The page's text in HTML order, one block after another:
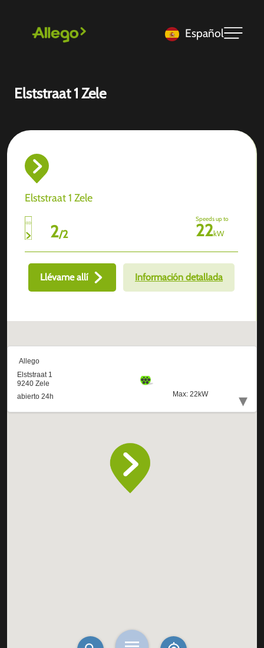
Español
Elststraat 1 Zele
Elststraat 1 Zele
2/2
Speeds up to
22kW
Llévame allí Información detallada